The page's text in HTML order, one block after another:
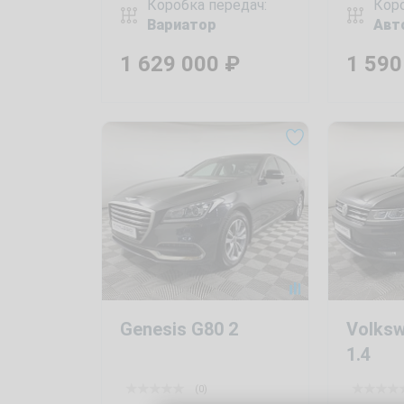
Коробка передач:
Вариатор
1 629 000 ₽ 1
Genesis G80 2
(0)
1.4